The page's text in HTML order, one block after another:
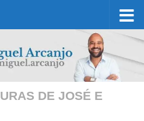
DE JOSÉ E